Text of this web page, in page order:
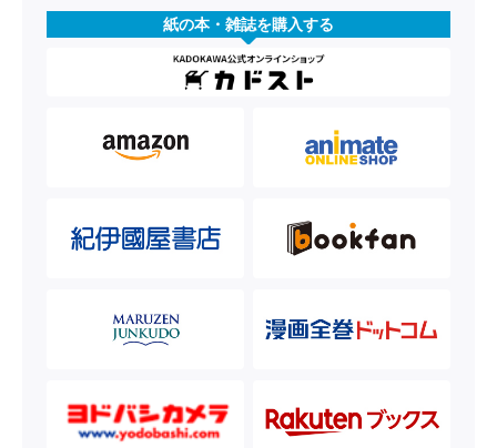
紙の本・雑誌を購入する